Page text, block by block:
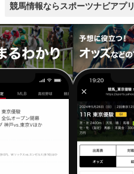
競馬情報ならスポーツナビアプリ